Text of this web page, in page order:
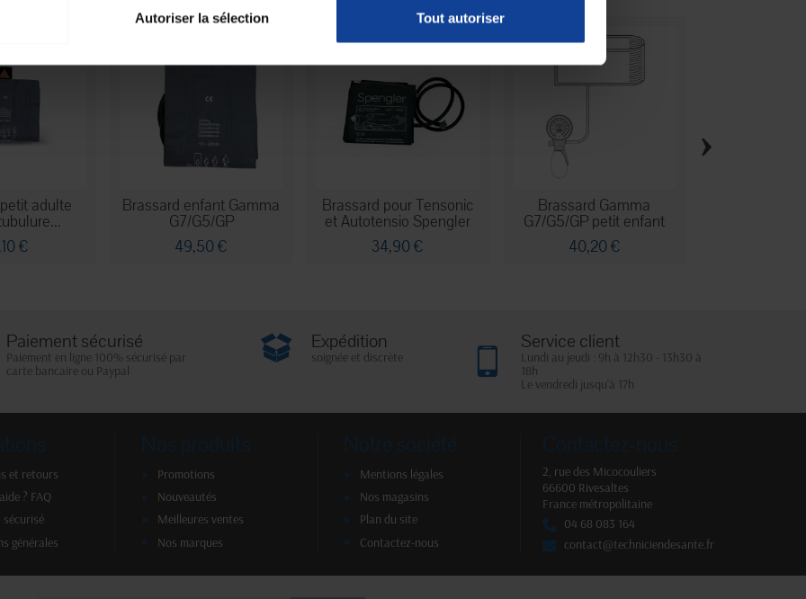
Autoriser la sélection Tout autoriser
adulte
€
Brassard enfant Gamma
G7/G5/GP
49,50 €
Brassard pour Tensonic
et Autotensio Spengler
34,90 €
Brassard Gamma
G7/G5/GP petit enfant
40,20 €
›
Paiement sécurisé
Paiement en ligne 100% sécurisé par
carte bancaire ou Paypal
Expédition
soignée et discrète
Service client
Lundi au jeudi : 9h à 12h30 - 13h30 à
18h
Le vendredi jusqu'à 17h
et retours
? FAQ
sécurisé
générales
Nos produits
Promotions
Nouveautés
Meilleures ventes
Nos marques
Notre société
Mentions légales
Nos magasins
Plan du site
Contactez-nous
Contactez-nous
2, rue des Micocouliers
66600 Rivesaltes
France métropolitaine
04 68 083 164
contact@techniciendesante.fr